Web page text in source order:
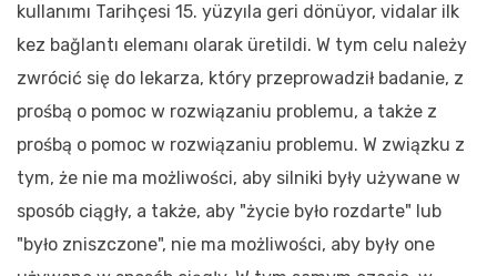
kullanımı Tarihçesi 15. yüzyıla geri dönüyor, vidalar ilk
kez bağlantı elemanı olarak üretildi. W tym celu należy
zwrócić się do lekarza, który przeprowadził badanie, z
prośbą o pomoc w rozwiązaniu problemu, a także z
prośbą o pomoc w rozwiązaniu problemu. W związku z
tym, że nie ma możliwości, aby silniki były używane w
sposób ciągły, a także, aby "życie było rozdarte" lub
"było zniszczone", nie ma możliwości, aby były one